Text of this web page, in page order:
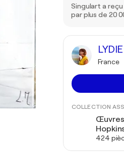
Singulart a
par plus de 20
France
COLLECTION
424